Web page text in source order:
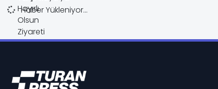
Haber Yükleniyor...